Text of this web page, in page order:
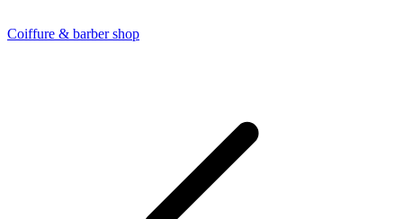
Coiffure & barber shop